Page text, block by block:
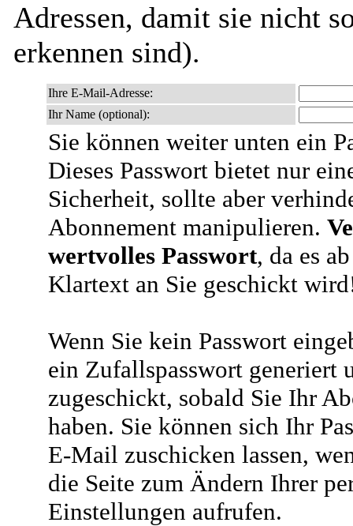
Adressen, damit sie nicht
erkennen sind).
Ihre E-Mail-Adresse:
Ihr Name (optional):
Sie können weiter unten ein
Dieses Passwort bietet nur
Sicherheit, sollte aber
Abonnement manipulieren.
wertvolles Passwort, da es
Klartext an Sie geschickt
Wenn Sie kein Passwort
ein Zufallspasswort generiert
zugeschickt, sobald Sie Ihr
haben. Sie können sich Ihr
E-Mail zuschicken lassen,
die Seite zum Ändern Ihrer
Einstellungen aufrufen.